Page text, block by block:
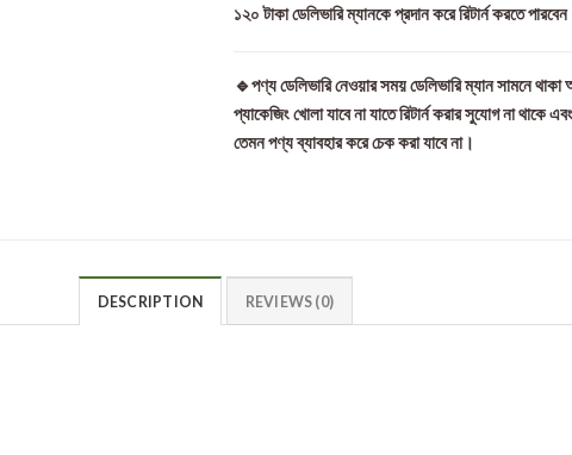
১২০ টাকা ডেলিভারি ম্যানকে প্রদান করে রিটার্ন করতে
🔹পণ্য ডেলিভারি নেওয়ার সময় ডেলিভারি ম্যান সামনে
প্যাকেজিং খোলা যাবে না যাতে রিটার্ন করার সুযোগ না থাকে
তেমন পণ্য ব্যাবহার করে চেক করা যাবে না।
DESCRIPTION REVIEWS (0)